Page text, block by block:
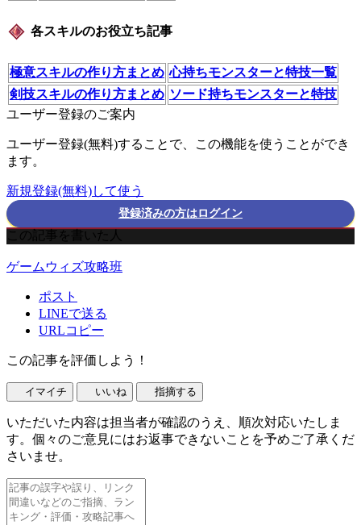
各スキルのお役立ち記事
極意スキルの作り方まとめ 心持ちモンスターと特技一覧
剣技スキルの作り方まとめ ソード持ちモンスターと特技
ユーザー登録のご案内
ユーザー登録(無料)することで、この機能を使うことができ
ます。
新規登録(無料)して使う
登録済みの方はログイン
この記事を書いた人
ゲームウィズ攻略班
ポスト
LINEで送る
URLコピー
この記事を評価しよう！
イマイチ いいね 指摘する
いただいた内容は担当者が確認のうえ、順次対応いたしま
す。個々のご意見にはお返事できないことを予めご了承くだ
さいませ。